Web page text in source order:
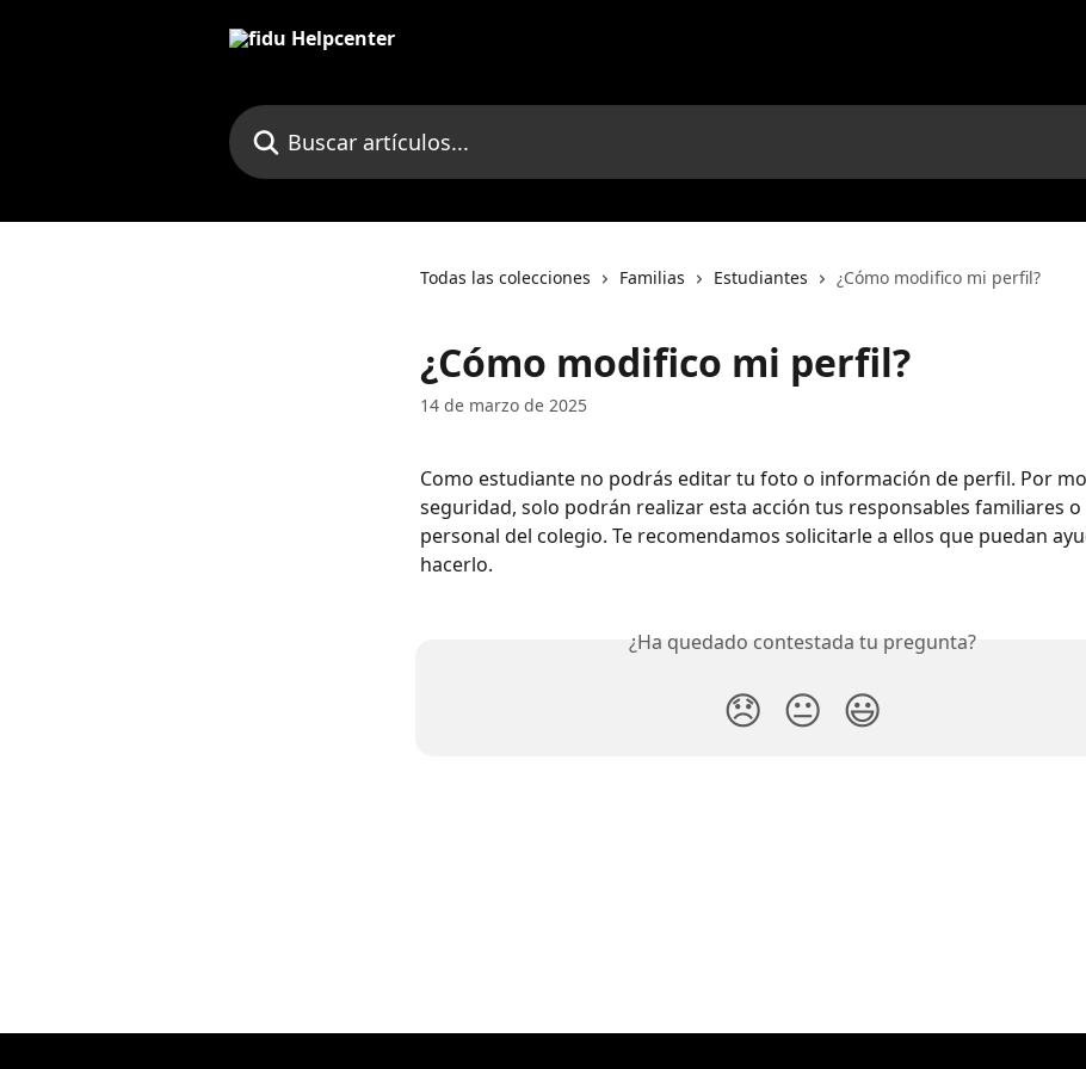
Buscar artículos...
Todas las colecciones Familias Estudiantes ¿Cómo modifico mi perfil?
¿Cómo modifico mi perfil?
14 de marzo de 2025
Como estudiante no podrás editar tu foto o información de perfil. Por
seguridad, solo podrán realizar esta acción tus responsables familiares o
personal del colegio. Te recomendamos solicitarle a ellos que puedan
hacerlo.
¿Ha quedado contestada tu pregunta?
😞 😐 😃